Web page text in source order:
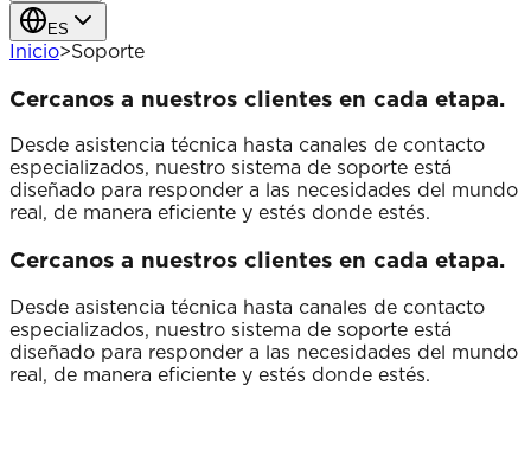
ES
Inicio>Soporte
Cercanos a nuestros clientes en cada etapa.
Desde asistencia técnica hasta canales de contacto
especializados, nuestro sistema de soporte está
diseñado para responder a las necesidades del mundo
real, de manera eficiente y estés donde estés.
Cercanos a nuestros clientes en cada etapa.
Desde asistencia técnica hasta canales de contacto
especializados, nuestro sistema de soporte está
diseñado para responder a las necesidades del mundo
real, de manera eficiente y estés donde estés.